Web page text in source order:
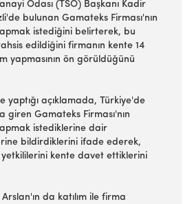
Odası (TSO) Başkanı Kadir
bulunan Gamateks Firması'nın
istediğini belirterek, bu
edildiğini firmanın kente 14
yapmasının ön görüldüğünü
yaptığı açıklamada, Türkiye'de
giren Gamateks Firması'nın
istediklerine dair
bildirdiklerini ifade ederek,
kente davet ettiklerini
da katılım ile firma